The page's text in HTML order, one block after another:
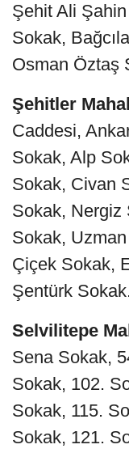
Şehit Ali
Sokak,
Osman Öztaş
Şehitler
Caddesi,
Sokak, Alp
Sokak, Civan
Sokak, Nergiz
Sokak,
Çiçek Sokak,
Şentürk
Selvilitepe
Sena Sokak,
Sokak, 102.
Sokak, 115.
Sokak, 121.